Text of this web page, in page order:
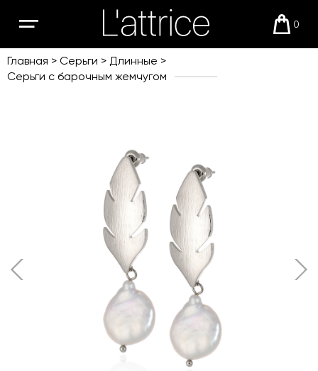
Открыть
0
Главная Серьги
Длинные
Серьги с барочным жемчугом